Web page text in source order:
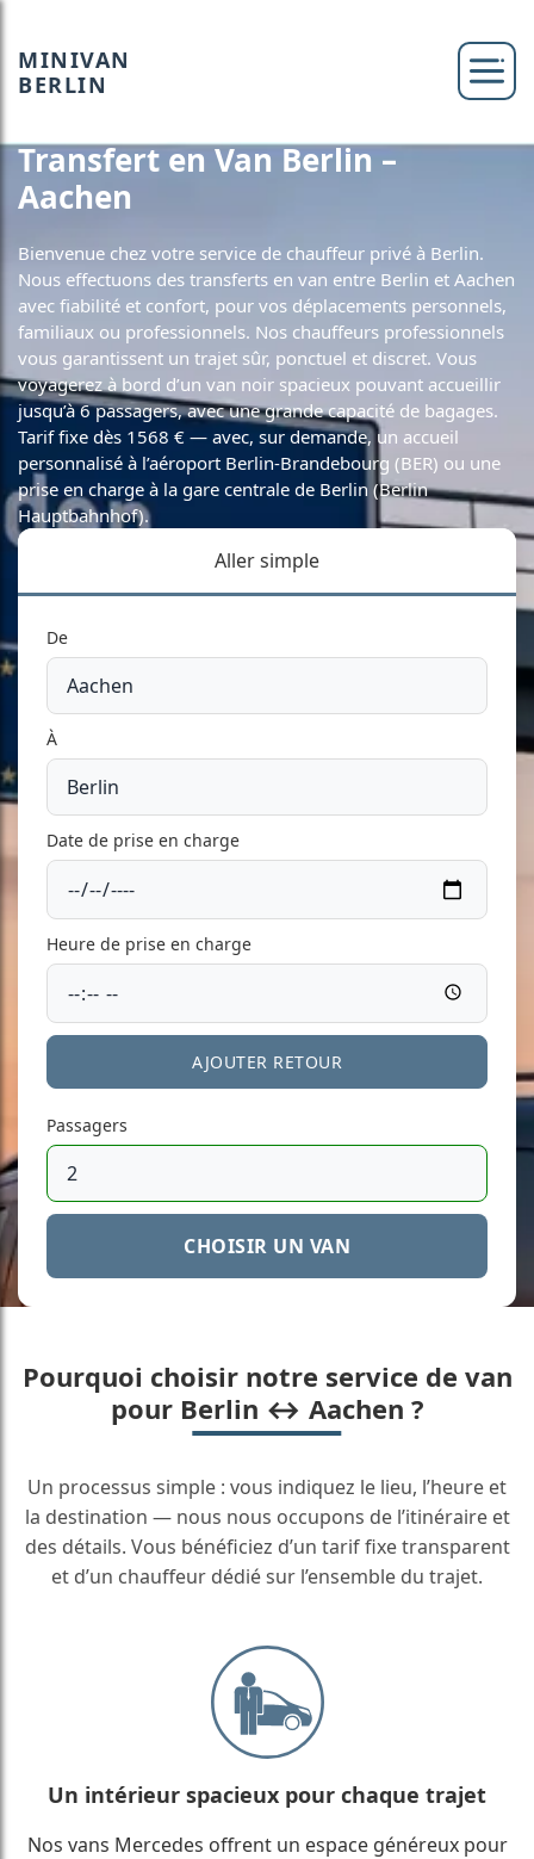
MINIVAN
BERLIN
Transfert en Van Berlin –
Aachen
Bienvenue chez votre service de chauffeur privé à Berlin.
Nous effectuons des transferts en van entre Berlin et Aachen
avec fiabilité et confort, pour vos déplacements personnels,
familiaux ou professionnels. Nos chauffeurs professionnels
vous garantissent un trajet sûr, ponctuel et discret. Vous
voyagerez à bord d’un van noir spacieux pouvant accueillir
jusqu’à 6 passagers, avec une grande capacité de bagages.
Tarif fixe dès 1568 € — avec, sur demande, un accueil
personnalisé à l’aéroport Berlin-Brandebourg (BER) ou une
prise en charge à la gare centrale de Berlin (Berlin
Hauptbahnhof).
Aller simple
De
À
Date de prise en charge
Heure de prise en charge
AJOUTER RETOUR
Passagers
CHOISIR UN VAN
Pourquoi choisir notre service de van
pour Berlin ↔ Aachen ?
Un processus simple : vous indiquez le lieu, l’heure et
la destination — nous nous occupons de l’itinéraire et
des détails. Vous bénéficiez d’un tarif fixe transparent
et d’un chauffeur dédié sur l’ensemble du trajet.
Un intérieur spacieux pour chaque trajet
Nos vans Mercedes offrent un espace généreux pour